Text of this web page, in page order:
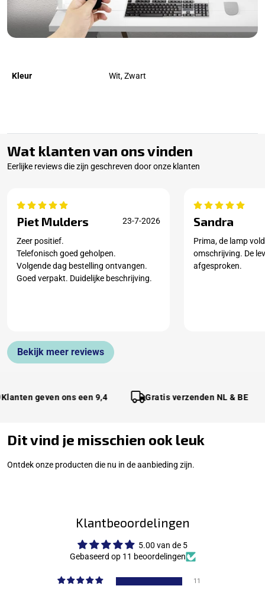
Kleur Wit, Zwart
Wat klanten van ons vinden
Eerlijke reviews die zijn geschreven door onze klanten
Piet Mulders 23-7-2026
Zeer positief.
Telefonisch goed geholpen.
Volgende dag bestelling ontvangen.
Goed verpakt. Duidelijke beschrijving.
Sandra
Prima, de lamp
omschrijving. De
afgesproken.
Bekijk meer reviews
geven ons een 9,4 Gratis verzenden NL & BE
Dit vind je misschien ook leuk
Ontdek onze producten die nu in de aanbieding zijn.
Klantbeoordelingen
5.00 van de 5
Gebaseerd op 11 beoordelingen
11